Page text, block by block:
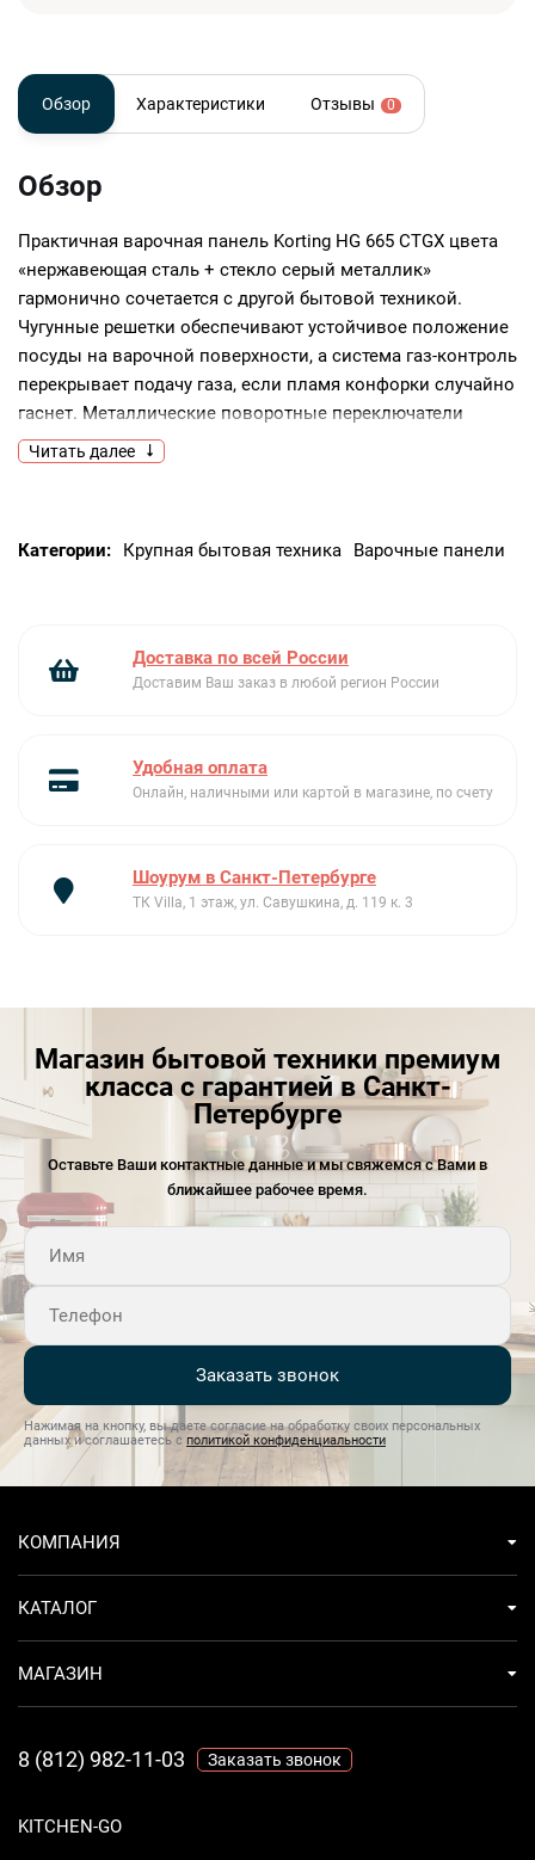
Обзор Характеристики Отзывы 0
Обзор
Практичная варочная панель Korting HG 665 CTGX цвета
«нержавеющая сталь + стекло серый металлик»
гармонично сочетается с другой бытовой техникой.
Чугунные решетки обеспечивают устойчивое положение
посуды на варочной поверхности, а система газ-контроль
перекрывает подачу газа, если пламя конфорки случайно
гаснет. Металлические поворотные переключатели
гарантируют точность регулировки пламени.Ключевые
преимущества:Газ-контрольМеталлические поворотные
Читать далее
Категории: Крупная бытовая техника Варочные панели
Доставка по всей России
Доставим Ваш заказ в любой регион России
Удобная оплата
Онлайн, наличными или картой в магазине, по счету
Шоурум в Санкт-Петербурге
ТК Villa, 1 этаж, ул. Савушкина, д. 119 к. 3
Магазин бытовой техники премиум
класса с гарантией в Санкт-
Петербурге
Оставьте Ваши контактные данные и мы свяжемся с Вами в
ближайшее рабочее время.
Заказать звонок
Нажимая на кнопку, вы даете согласие на обработку своих персональных
данных и соглашаетесь с политикой конфиденциальности
KITCHEN-GO
КОМПАНИЯ
КАТАЛОГ
МАГАЗИН
8 (812) 982-11-03 Заказать звонок